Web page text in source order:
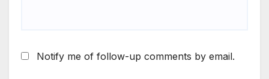
Notify me of follow-up comments by email.